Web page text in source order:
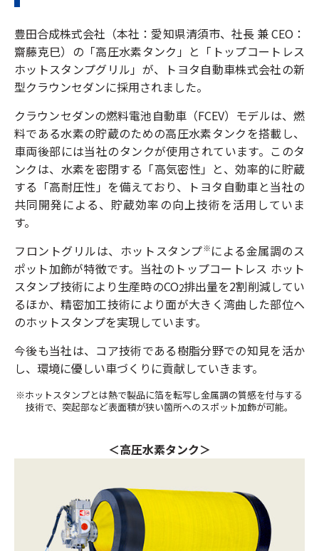
豊田合成株式会社（本社：愛知県清須市、社長 兼 CEO：
齋藤克巳）の「高圧水素タンク」と「トップコートレス
ホットスタンプグリル」が、トヨタ自動車株式会社の新
型クラウンセダンに採用されました。
クラウンセダンの燃料電池自動車（FCEV）モデルは、燃
料である水素の貯蔵のための高圧水素タンクを搭載し、
車両後部には当社のタンクが使用されています。このタ
ンクは、水素を密閉する「高気密性」と、効率的に貯蔵
する「高耐圧性」を備えており、トヨタ自動車と当社の
共同開発による、貯蔵効率の向上技術を活用していま
す。
フロントグリルは、ホットスタンプ※による金属調のス
ポット加飾が特徴です。当社のトップコートレス ホット
スタンプ技術により生産時のCO2排出量を2割削減してい
るほか、精密加工技術により面が大きく湾曲した部位へ
のホットスタンプを実現しています。
今後も当社は、コア技術である樹脂分野での知見を活か
し、環境に優しい車づくりに貢献していきます。
※ホットスタンプとは熱で製品に箔を転写し金属調の質感を付与する
技術で、突起部など表面積が狭い箇所へのスポット加飾が可能。
＜高圧水素タンク＞